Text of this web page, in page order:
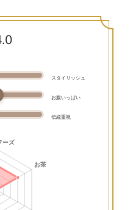
スタイリッシュ
お腹いっぱい
伝統重視